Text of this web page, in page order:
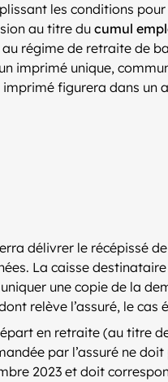
les conditions
au titre du cumul
régime de retraite de
imprimé unique,
imprimé figurera dans un
délivrer le récépissé
La caisse
une copie de la
relève l’assuré, le cas
en retraite (au titre
par l’assuré ne
2023 et doit